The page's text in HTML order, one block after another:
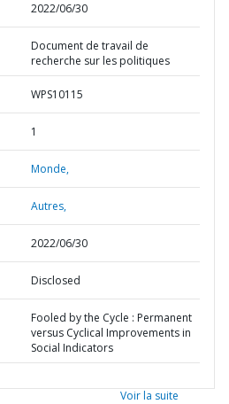
2022/06/30
Document de travail de
recherche sur les politiques
WPS10115
1
Monde,
Autres,
2022/06/30
Disclosed
Fooled by the Cycle : Permanent
versus Cyclical Improvements in
Social Indicators
Voir la suite